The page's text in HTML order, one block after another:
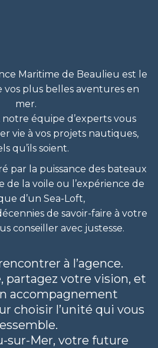
Maritime de Beaulieu est le
plus belles aventures en
mer.
équipe d’experts vous
vie à vos projets nautiques,
qu’ils soient.
par la puissance des bateaux
de la voile ou l’expérience de
d’un Sea-Loft,
de savoir-faire à votre
conseiller avec justesse.
à l’agence.
partagez votre vision, et
accompagnement
choisir l’unité qui vous
sur-Mer, votre future